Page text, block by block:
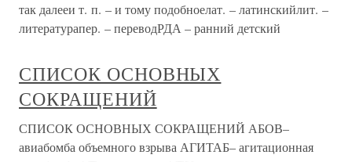
так далееи т. п. – и тому подобноелат. – латинскийлит. –
литературапер. – переводРДА – ранний детский
СПИСОК ОСНОВНЫХ
СОКРАЩЕНИЙ
СПИСОК ОСНОВНЫХ СОКРАЩЕНИЙ АБОВ–
авиабомба объемного взрыва АГИТАБ– агитационная